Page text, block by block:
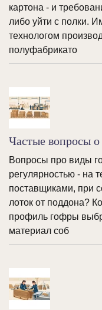
картона - и
либо уйти с полки.
технологом
полуфабрикато
Частые вопросы
Вопросы про виды
регулярностью - на
поставщиками, при
лоток от поддона?
профиль гофры
материал соб